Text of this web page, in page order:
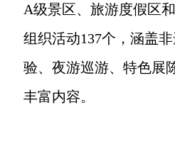
A级景区、旅游度假区
组织活动137个，涵盖
验、夜游巡游、特色展
丰富内容。